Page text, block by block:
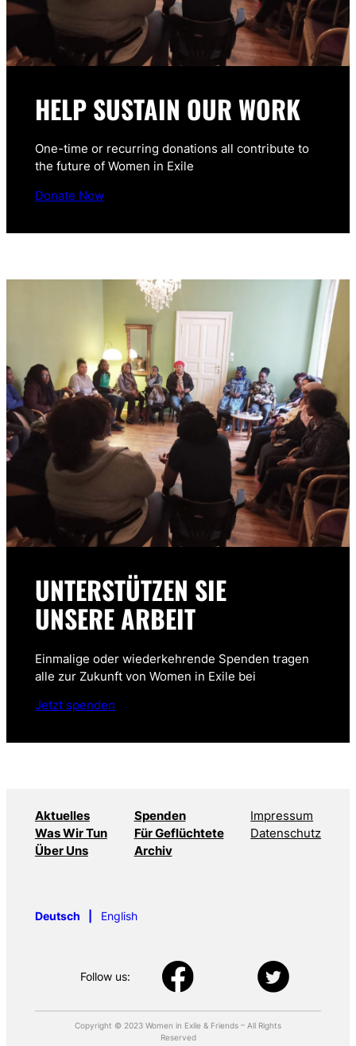
HELP SUSTAIN OUR WORK
One-time or recurring donations all contribute to
the future of Women in Exile
Donate Now
UNTERSTÜTZEN SIE
UNSERE ARBEIT
Einmalige oder wiederkehrende Spenden tragen
alle zur Zukunft von Women in Exile bei
Jetzt spenden
Aktuelles
Was Wir Tun
Über Uns
Spenden
Für Geflüchtete
Archiv
Impressum
Datenschutz
Deutsch English
Follow us:
Copyright © 2023 Women in Exile & Friends – All Rights
Reserved